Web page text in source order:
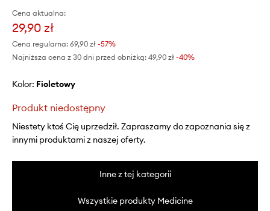
Cena aktualna:
29,90 zł
Cena regularna: 69,90 zł -57%
Najniższa cena z 30 dni przed obniżką: 49,90 zł -40%
Kolor: fioletowy
Produkt niedostępny
Niestety ktoś Cię uprzedził. Zapraszamy do zapoznania się z
innymi produktami z naszej oferty.
Inne z tej kategorii
Wszystkie produkty Medicine